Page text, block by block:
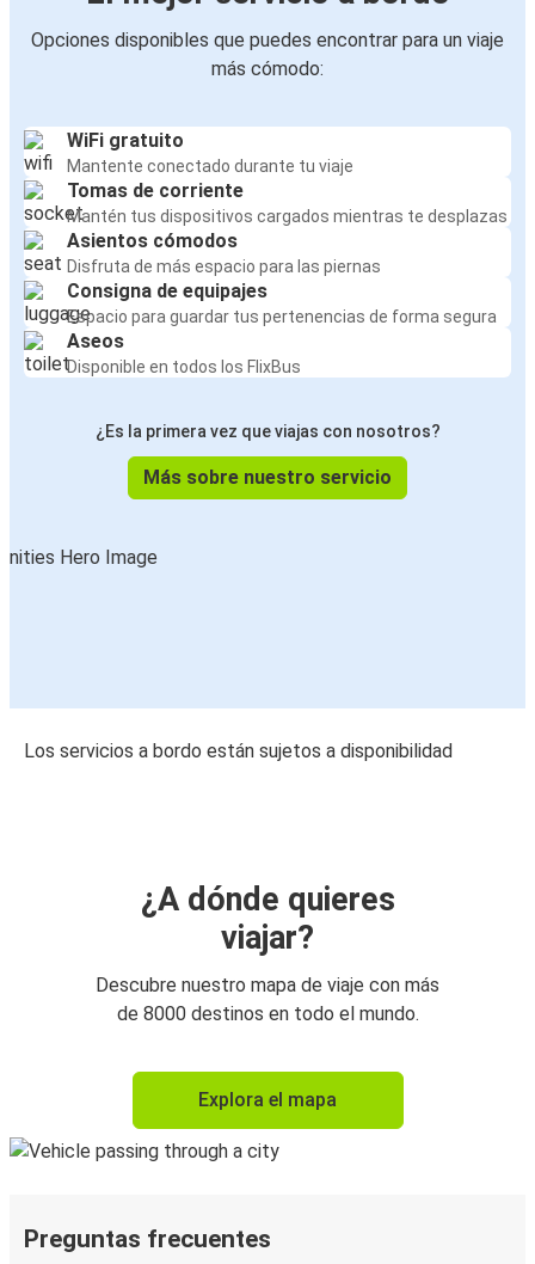
Opciones disponibles que puedes encontrar para un viaje
más cómodo:
WiFi gratuito
Mantente conectado durante tu viaje
Tomas de corriente
Mantén tus dispositivos cargados mientras te desplazas
Asientos cómodos
Disfruta de más espacio para las piernas
Consigna de equipajes
Espacio para guardar tus pertenencias de forma segura
Aseos
Disponible en todos los FlixBus
¿Es la primera vez que viajas con nosotros?
Más sobre nuestro servicio
Los servicios a bordo están sujetos a disponibilidad
¿A dónde quieres
viajar?
Descubre nuestro mapa de viaje con más
de 8000 destinos en todo el mundo.
Explora el mapa
Preguntas frecuentes